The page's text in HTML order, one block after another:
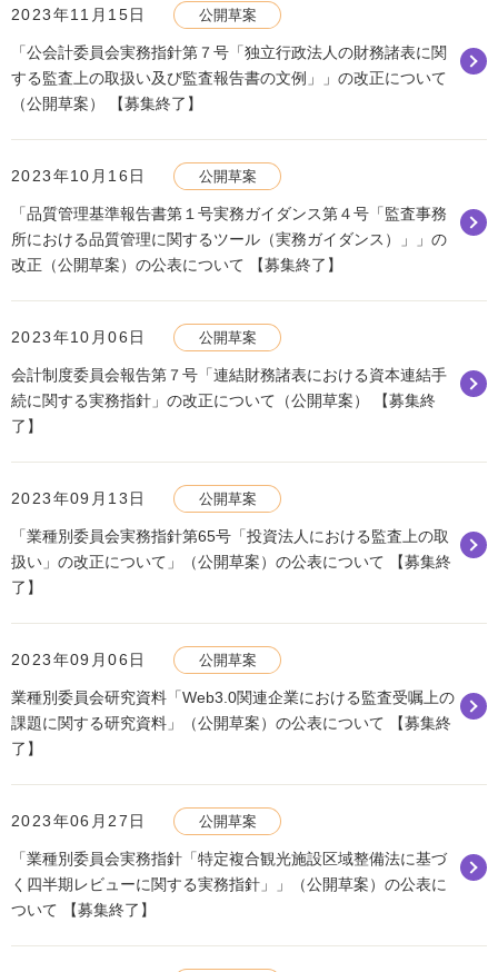
2023年11月15日 公開草案
「公会計委員会実務指針第７号「独立行政法人の財務諸表に関
する監査上の取扱い及び監査報告書の文例」」の改正について
（公開草案） 【募集終了】
2023年10月16日 公開草案
「品質管理基準報告書第１号実務ガイダンス第４号「監査事務
所における品質管理に関するツール（実務ガイダンス）」」の
改正（公開草案）の公表について 【募集終了】
2023年10月06日 公開草案
会計制度委員会報告第７号「連結財務諸表における資本連結手
続に関する実務指針」の改正について（公開草案） 【募集終
了】
2023年09月13日 公開草案
「業種別委員会実務指針第65号「投資法人における監査上の取
扱い」の改正について」（公開草案）の公表について 【募集終
了】
2023年09月06日 公開草案
業種別委員会研究資料「Web3.0関連企業における監査受嘱上の
課題に関する研究資料」（公開草案）の公表について 【募集終
了】
2023年06月27日 公開草案
「業種別委員会実務指針「特定複合観光施設区域整備法に基づ
く四半期レビューに関する実務指針」」（公開草案）の公表に
ついて 【募集終了】